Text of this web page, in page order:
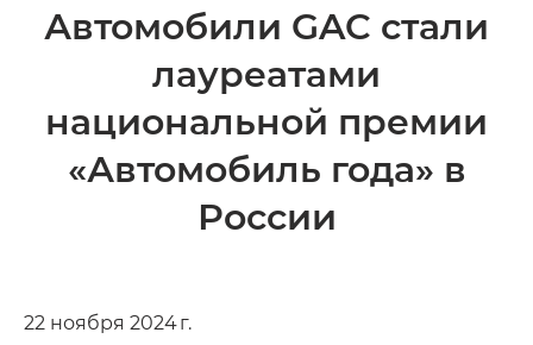
Автомобили GAC стали
лауреатами
национальной премии
«Автомобиль года» в
России
22 ноября 2024 г.